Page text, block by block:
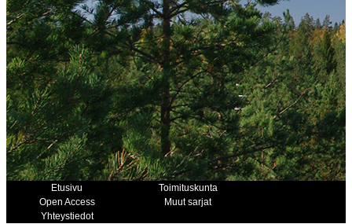
Etusivu
Toimituskunta
Open Access
Muut sarjat
Yhteystiedot